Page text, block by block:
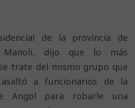
de la provincia de
Manoli, dijo que lo más
trate del mismo grupo que
a funcionarios de la
Angol para robarle una